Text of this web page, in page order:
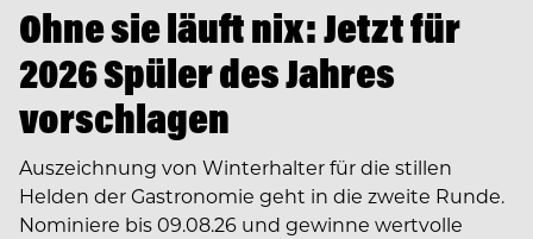
Ohne sie läuft nix: Jetzt für
2026 Spüler des Jahres
vorschlagen
Auszeichnung von Winterhalter für die stillen
Helden der Gastronomie geht in die zweite Runde.
Nominiere bis 09.08.26 und gewinne wertvolle